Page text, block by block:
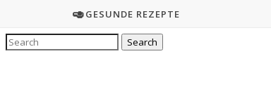
🥑GESUNDE REZEPTE